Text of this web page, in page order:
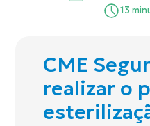
13
CME
realizar o